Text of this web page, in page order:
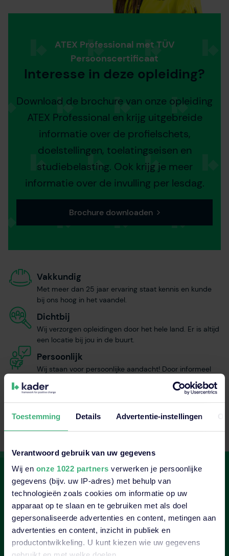
Toestemming Details Advertentie-instellingen
Verantwoord gebruik van uw gegevens
Wij en onze 1022 partners verwerken je persoonlijke
gegevens (bijv. uw IP-adres) met behulp van
technologieën zoals cookies om informatie op uw
apparaat op te slaan en te gebruiken met als doel
gepersonaliseerde advertenties en content, metingen aan
advertenties en content, inzicht in publiek en
productontwikkeling. U kunt kiezen wie uw gegevens
ATEX Professional met TÜV
Persoonscertificaat
Interesse in deze opleiding?
Download de brochure van onze opleiding
ATEX Professional en krijg uitgebreide
informatie over de profielschets,
doelstellingen, toelatingseisen en
studiebelasting. Ook krijg je meer
informatie over de invulling per lesdag.
Brochure downloaden
Vakkundig
Met meer dan 25 jaar ervaring staat kennis en kunde
bij ons hoog in het vaandel.
Dichtbij
Wij verzorgen opleidingen door het hele land. Er is altijd
een locatie bij jou in de buurt.
Persoonlijk
Wij staan voor persoonlijke aandacht! Door informeel
contact en een flexibele instelling, zijn we er echt voor
jou als deelnemer.
We blijven continu verbeteren en ontwikkelen. Samen
met jou denken we buiten de bestaande kaders.
Ook interessant?
Gerelateerde opleidingen